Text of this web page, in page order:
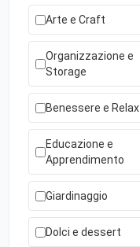
Arte e Craft
Organizzazione e
Storage
Benessere e Relax
Educazione e
Apprendimento
Giardinaggio
Dolci e dessert